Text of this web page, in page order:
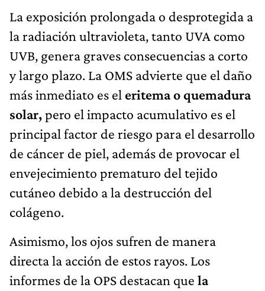
La exposición prolongada o desprotegida a
la radiación ultravioleta, tanto UVA como
UVB, genera graves consecuencias a corto
y largo plazo. La OMS advierte que el daño
más inmediato es el eritema o quemadura
solar,pero el impacto acumulativo es el
principal factor de riesgo para el desarrollo
de cáncer de piel, además de provocar el
envejecimiento prematuro del tejido
cutáneo debido a la destrucción del
colágeno.
Asimismo, los ojos sufren de manera
directa la acción de estos rayos. Los
informes de la OPS destacan que la